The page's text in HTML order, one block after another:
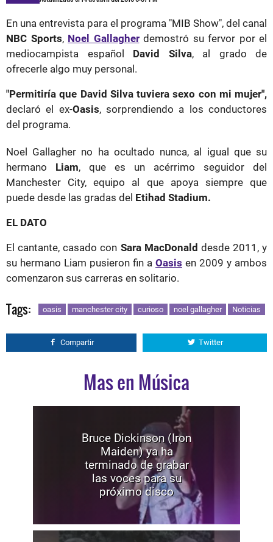
En una entrevista para el programa "MIB Show", del canal
NBC Sports, Noel Gallagherdemostró su fervor por el
mediocampista español David Silva, al grado de
ofrecerle algo muy personal.
"Permitiría que David Silva tuviera sexo con mi mujer",
declaró el ex-Oasis, sorprendiendo a los conductores
del programa.
Noel Gallagher no ha ocultado nunca, al igual que su
hermano Liam, que es un acérrimo seguidor del
Manchester City, equipo al que apoya siempre que
puede desde las gradas del Etihad Stadium.
EL DATO
El cantante, casado con Sara MacDonald desde 2011, y
su hermano Liam pusieron fin a Oasis en 2009 y ambos
comenzaron sus carreras en solitario.
Tags: oasis manchester city curioso noel gallagher Noticias
Compartir Twitter
Mas en Música
Bruce Dickinson (Iron
Maiden) ya ha
terminado de grabar
las voces para su
próximo disco